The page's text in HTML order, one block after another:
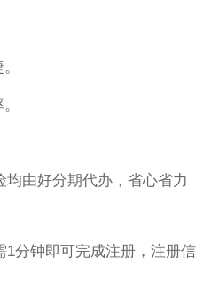
均由好分期代办，省心省力
1分钟即可完成注册，注册信